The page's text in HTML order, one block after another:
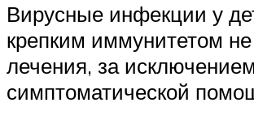
Вирусные инфекции у
крепким иммунитетом
лечения, за исключением
симптоматической